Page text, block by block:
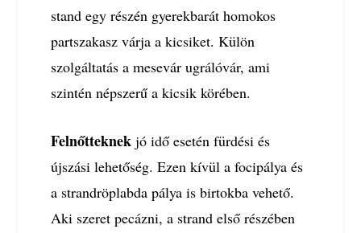
stand egy részén gyerekbarát homokos
partszakasz várja a kicsiket. Külön
szolgáltatás a mesevár ugrálóvár, ami
szintén népszerű a kicsik körében.
Felnőtteknekjó idő esetén fürdési és
újszási lehetőség. Ezen kívül a focipálya és
a strandröplabda pálya is birtokba vehető.
Aki szeret pecázni, a strand első részében